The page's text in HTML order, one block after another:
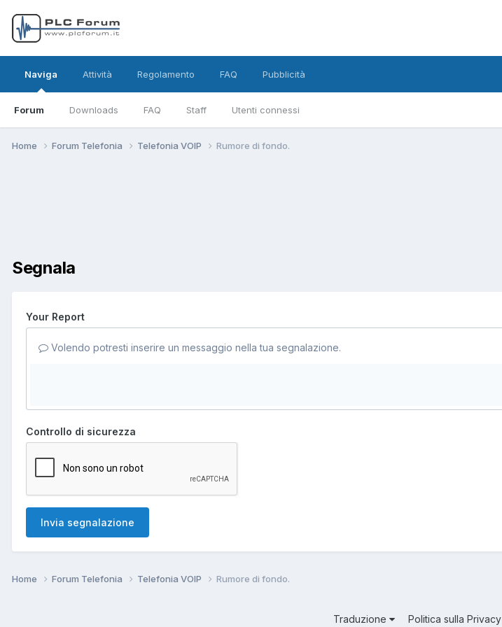
Naviga
Forum Downloads FAQ Staff Utenti connessi
Attività Regolamento FAQ Pubblicità
Home Forum Telefonia Telefonia VOIP Rumore di fondo.
Segnala
Your Report
Volendo potresti inserire un messaggio nella tua segnalazione.
Controllo di sicurezza
Invia segnalazione
Home Forum Telefonia Telefonia VOIP Rumore di fondo.
Traduzione Politica sulla Privacy